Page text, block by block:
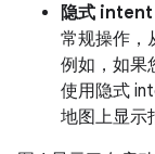
隐式 intent
常规操作，
例如，如果
使用隐式
地图上显示